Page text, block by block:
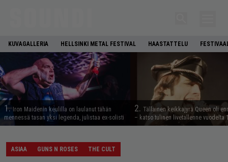
KUVAGALLERIA HELLSINKI METAL FESTIVAL HAASTATTELU
1. Iron Maidenin keulilla on laulanut tähän
mennessä tasan yksi legenda, julistaa ex-solisti
2. Tällainen keikkajyrä Queen oli
– katso tulinen livetallenne vuodelta
ASIAA GUNS N ROSES THE CULT